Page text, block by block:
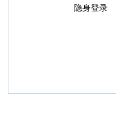
隐身登录